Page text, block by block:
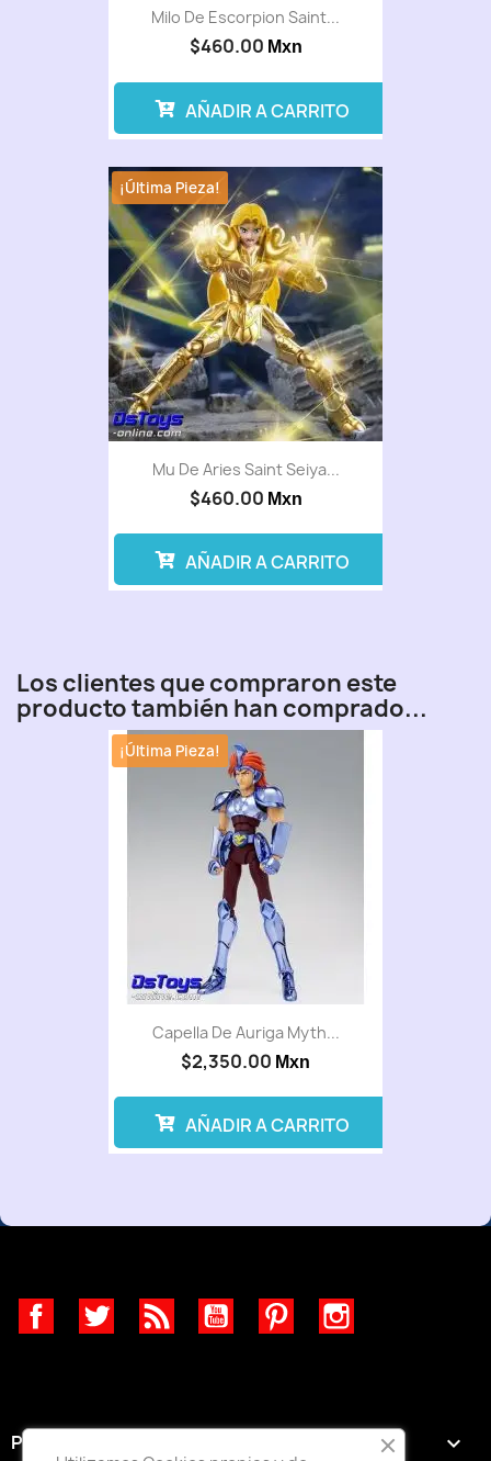
Milo De Escorpion Saint...
$460.00 Mxn
AÑADIR A CARRITO
Mu De Aries Saint Seiya...
$460.00 Mxn
¡Última Pieza!
AÑADIR A CARRITO
Los clientes que compraron este
producto también han comprado...
Capella De Auriga Myth...
$2,350.00 Mxn
¡Última Pieza!
AÑADIR A CARRITO
FacebookTwitter Rss YouTube Pinterest
PRODUCTOS 